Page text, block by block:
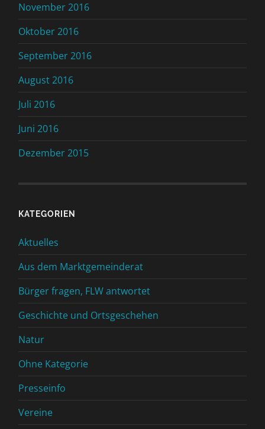
November 2016
Oktober 2016
September 2016
August 2016
Juli 2016
Juni 2016
Dezember 2015
KATEGORIEN
Aktuelles
Aus dem Marktgemeinderat
Bürger fragen, FLW antwortet
Geschichte und Ortsgeschehen
Natur
Ohne Kategorie
Presseinfo
Vereine